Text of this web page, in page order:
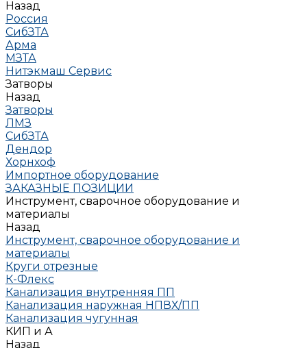
Назад
Россия
СибЗТА
Арма
МЗТА
Нитэкмаш Сервис
Затворы
Назад
Затворы
ЛМЗ
СибЗТА
Дендор
Хорнхоф
Импортное оборудование
ЗАКАЗНЫЕ ПОЗИЦИИ
Инструмент, сварочное оборудование и
материалы
Назад
Инструмент, сварочное оборудование и
материалы
Круги отрезные
К-Флекс
Канализация внутренняя ПП
Канализация наружная НПВХ/ПП
Канализация чугунная
КИП и А
Назад